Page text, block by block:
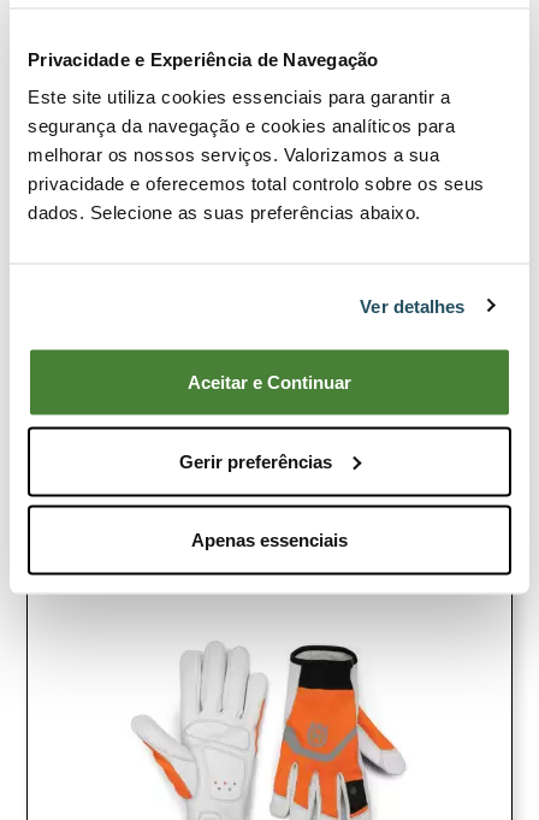
Privacidade e Experiência de Navegação
Este site utiliza cookies essenciais para garantir a
segurança da navegação e cookies analíticos para
melhorar os nossos serviços. Valorizamos a sua
privacidade e oferecemos total controlo sobre os seus
dados. Selecione as suas preferências abaixo.
Ver detalhes
Aceitar e Continuar
Gerir preferências
Apenas essenciais
Casco con protección facial y auditiva HCT
Comparar